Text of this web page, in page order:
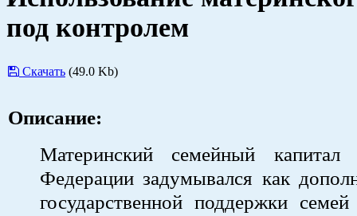
под контролем
Скачать (49.0 Kb)
Описание:
Материнский семейный капитал
Федерации задумывался как
государственной поддержки